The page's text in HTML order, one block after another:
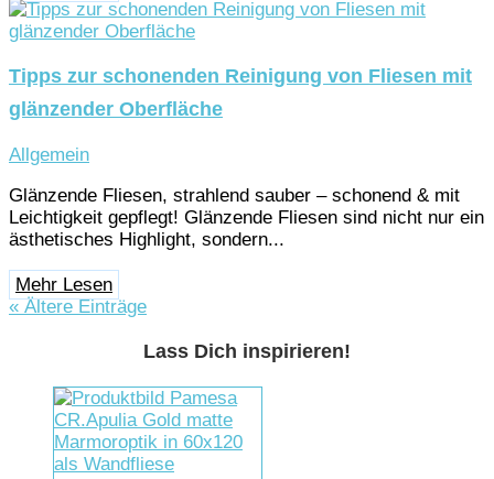
Tipps zur schonenden Reinigung von Fliesen mit
glänzender Oberfläche
Allgemein
Glänzende Fliesen, strahlend sauber – schonend & mit
Leichtigkeit gepflegt! Glänzende Fliesen sind nicht nur ein
ästhetisches Highlight, sondern...
Mehr Lesen
« Ältere Einträge
Lass Dich inspirieren!